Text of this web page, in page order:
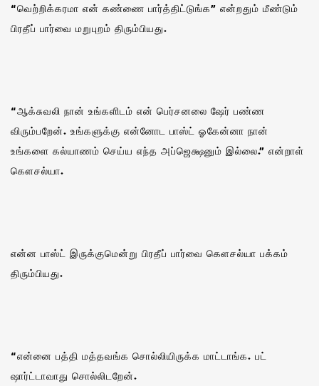
“வெற்றிக்கரமா என் கண்ணை பார்த்திட்டுங்க” என்றதும் மீண்டும்
பிரதீப் பார்வை மறுபுறம் திரும்பியது.
“ஆக்சுவலி நான் உங்களிடம் என் பெர்சனலை ஷேர் பண்ண
விரும்பறேன். உங்களுக்கு என்னோட பாஸ்ட் ஓகேன்னா நான்
உங்களை கல்யாணம் செய்ய எந்த அப்ஜெக்ஷனும் இல்லை.” என்றாள்
கௌசல்யா.
என்ன பாஸ்ட் இருக்குமென்று பிரதீப் பார்வை கௌசல்யா பக்கம்
திரும்பியது.
“என்னை பத்தி மத்தவங்க சொல்லியிருக்க மாட்டாங்க. பட்
ஷார்ட்டாவாது சொல்லிடறேன்.